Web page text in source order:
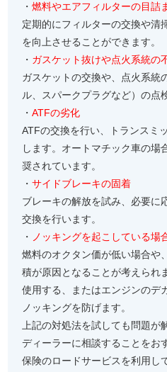
・燃料やエアフィルターの目詰
定期的にフィルターの交換や清
を向上させることができます。
・ ガスケット抜けや点火系統の
ガスケットの交換や、点火系統
ル、スパークプラグなど）の点
・ATFの劣化
ATFの交換を行い、トランスミ
します。オートマチック車の場
奨されています。
・サイドブレーキの固着
ブレーキの解放を試み、必要に
交換を行います。
・ ノッキングを起こしている場
燃料のオクタン価が低い場合や
積が原因となることが考えられ
使用する、またはエンジンのデ
ノッキングを防げます。
上記の対処法を試しても問題
ディーラーに相談することをお
保険のロードサービスを利用し